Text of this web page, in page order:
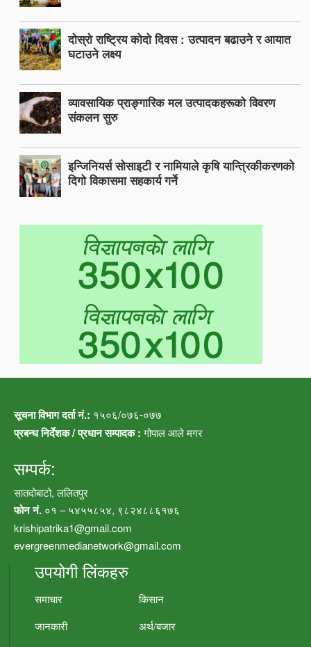
दोस्रो राष्ट्रिय कोदो दिवस : उत्पादन बढाउने र आयात
घटाउने लक्ष्य
व्यावसायिक प्राङ्गारिक मल उत्पादकहरूको विवरण
संकलन सुरु
इन्जिनियर्स सोसाइटी र नामियाले कृषि यान्त्रिकीकरणको
दिगो विकासमा सहकार्य गर्ने
सूचना विभाग दर्ता नं.: १५०६/०७६-०७७
प्रबन्ध निर्देशक / प्रधान सम्पादक :गोपाल आले मगर
सम्पर्क:
सातदोबाटो, ललितपुर
फोन नं. ०१ – ५४५५८५४, ९८२४८८६१७६
krishipatrika1@gmail.com
evergreenmedianetwork@gmail.com
उपयोगी लिंकहरु
समाचार
किसान
जानकारी
अर्थ/बजार